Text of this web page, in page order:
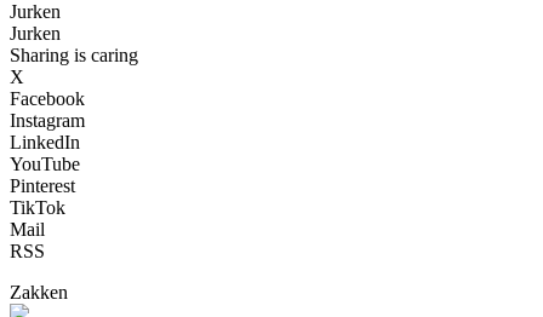
Jurken
Jurken
Sharing is caring
X
Facebook
Instagram
LinkedIn
YouTube
Pinterest
TikTok
Mail
RSS
Zakken